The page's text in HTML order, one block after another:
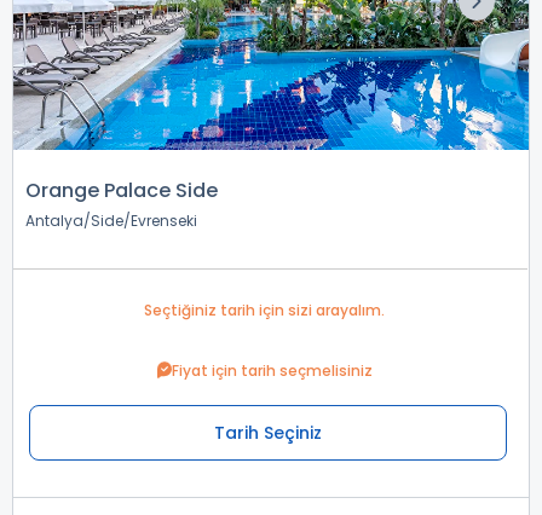
Orange Palace Side
Antalya Side Evrenseki
Seçtiğiniz tarih için sizi arayalım.
Fiyat için tarih seçmelisiniz
Tarih Seçiniz